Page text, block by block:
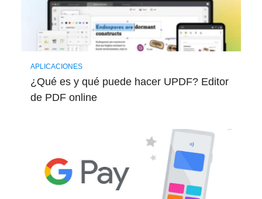
APLICACIONES
¿Qué es y qué puede hacer UPDF? Editor
de PDF online